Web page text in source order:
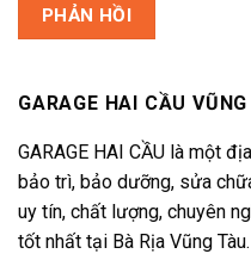
GARAGE HAI CẦU
GARAGE HAI CẦU là một
bảo trì, bảo dưỡng, sửa
uy tín, chất lượng, chuyên
tốt nhất tại Bà Rịa Vũng Tàu.